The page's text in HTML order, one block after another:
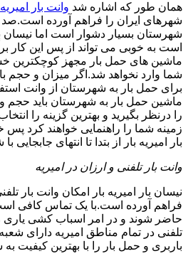
همان طور که اشاره شد وانت بار امیریه
شهرهای ایران را فراهم آورده است.صد
شهرستان بسیار دشوار است اما نیسان
است به خوبی می تواند از پس این کار
ماشین های حمل بار مجهز کوچکترین
شما وارد نخواهد شد.اگر میزان و حجم
برای حمل بار به شهرستان از وانت
ماشین حمل بار به شهرستان باید حجم
را درنظر بگیرید و بهترین گزینه را
زمینه شما را راهنمایی خواهند کرد پس
بار امیریه بار از بتدا تا انتهای جابجایی
وانت بار تلفنی و ارزان در امیریه
نیسان بار امیریه بار امکان وانت بار
فراهم آورده است.با یک تماس کافی
حاضر شوند و در امر اسباب کشی یاری
تلفنی در تمام مناطق امیریه دارای
باربری و حمل بار را با بهترین کیفیت